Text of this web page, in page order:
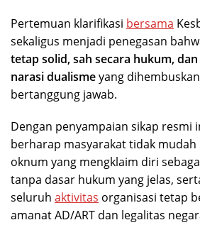
Pertemuan klarifikasi bersama
sekaligus menjadi penegasan
tetap solid, sah secara hukum,
narasi dualismeyang
bertanggung jawab.
Dengan penyampaian sikap resmi
berharap masyarakat tidak mudah
oknum yang mengklaim diri
tanpa dasar hukum yang jelas,
seluruh aktivitas organisasi tetap
amanat AD/ART dan legalitas